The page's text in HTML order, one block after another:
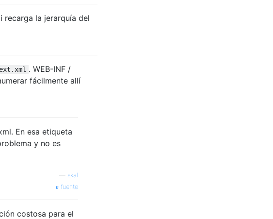
recarga la jerarquía del
. WEB-INF /
fácilmente allí
En esa etiqueta
y no es
skal
fuente
costosa para el